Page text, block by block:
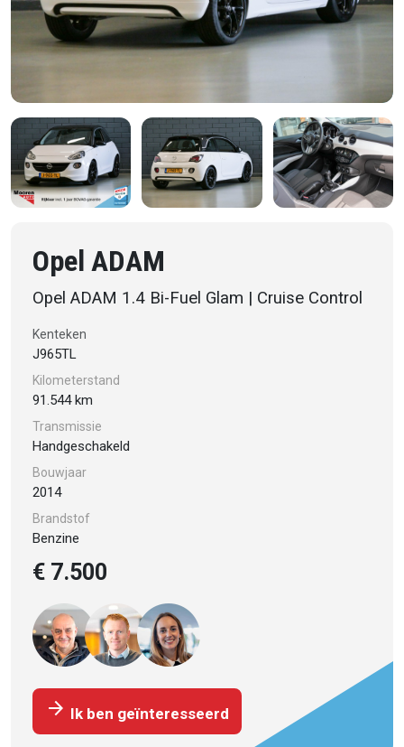
Opel ADAM
Opel ADAM 1.4 Bi-Fuel Glam | Cruise Control
Kenteken
J965TL
Kilometerstand
91.544 km
Transmissie
Handgeschakeld
Bouwjaar
2014
Brandstof
Benzine
€ 7.500
arrow_forward Ik ben geïnteresseerd